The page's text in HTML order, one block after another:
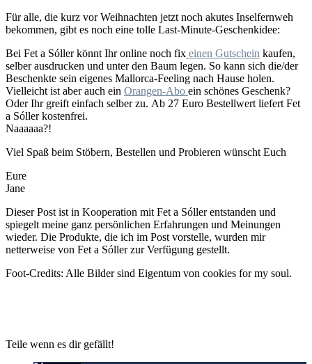
Für alle, die kurz vor Weihnachten jetzt noch akutes Inselfernweh
bekommen, gibt es noch eine tolle Last-Minute-Geschenkidee:
Bei Fet a Sóller könnt Ihr online noch fix einen Gutschein kaufen,
selber ausdrucken und unter den Baum legen. So kann sich die/der
Beschenkte sein eigenes Mallorca-Feeling nach Hause holen.
Vielleicht ist aber auch ein Orangen-Abo ein schönes Geschenk?
Oder Ihr greift einfach selber zu. Ab 27 Euro Bestellwert liefert Fet
a Sóller kostenfrei.
Naaaaaa?!
Viel Spaß beim Stöbern, Bestellen und Probieren wünscht Euch
Eure
Jane
Dieser Post ist in Kooperation mit Fet a Sóller entstanden und
spiegelt meine ganz persönlichen Erfahrungen und Meinungen
wieder. Die Produkte, die ich im Post vorstelle, wurden mir
netterweise von Fet a Sóller zur Verfügung gestellt.
Foot-Credits: Alle Bilder sind Eigentum von cookies for my soul.
Teile wenn es dir gefällt!